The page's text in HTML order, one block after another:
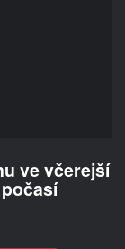
ve včerejší